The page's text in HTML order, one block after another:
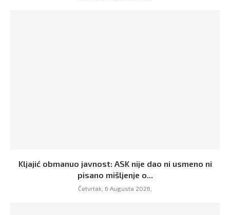
Kljajić obmanuo javnost: ASK nije dao ni usmeno ni
pisano mišljenje o...
Četvrtak, 6 Augusta 2026,